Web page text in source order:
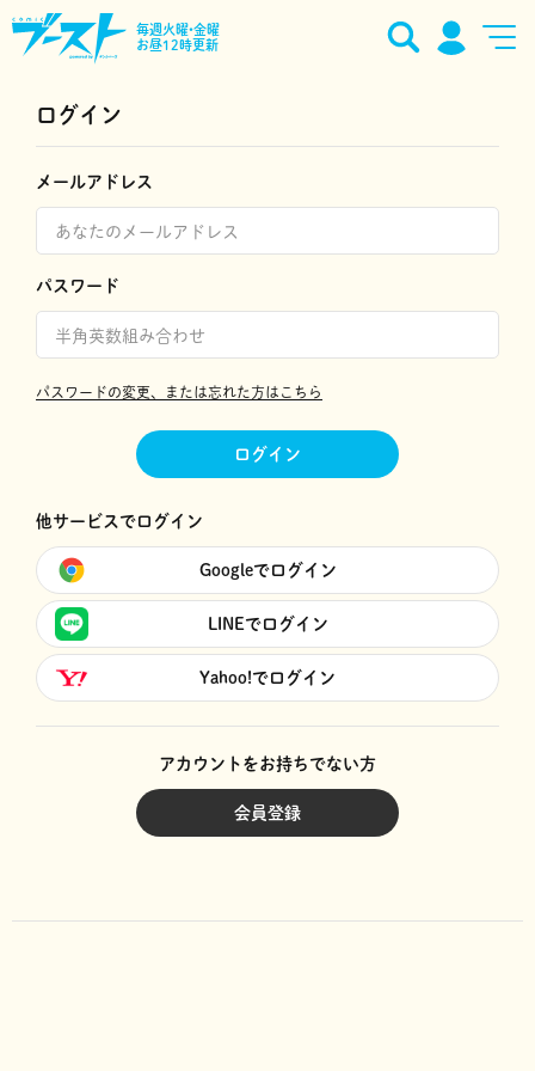
毎週火曜•金曜
お昼12時更新
ログイン
メールアドレス
パスワード
パスワードの変更、または忘れた方はこちら
ログイン
他サービスでログイン
Googleでログイン
LINEでログイン
Yahoo!でログイン
アカウントをお持ちでない方
会員登録